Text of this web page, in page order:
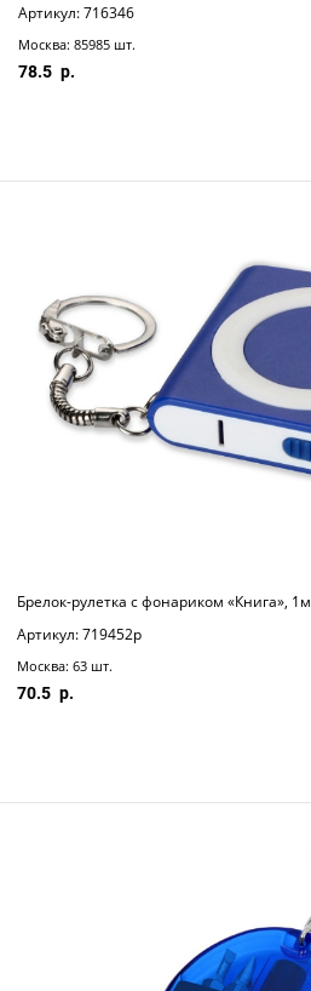
Артикул: 716346
Москва: 85985 шт.
78.5
Брелок-рулетка с фонариком «Книга», 1м
Артикул: 719452p
Москва: 63 шт.
70.5